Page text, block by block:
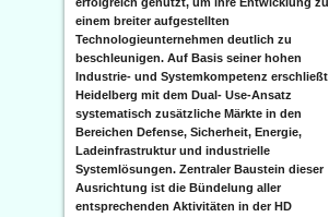
einem breiter aufgestellten
Technologieunternehmen deutlich zu
beschleunigen. Auf Basis seiner hohen
Industrie- und Systemkompetenz erschließt
Heidelberg mit dem Dual- Use-Ansatz
systematisch zusätzliche Märkte in den
Bereichen Defense, Sicherheit, Energie,
Ladeinfrastruktur und industrielle
Systemlösungen. Zentraler Baustein dieser
Ausrichtung ist die Bündelung aller
entsprechenden Aktivitäten in der HD